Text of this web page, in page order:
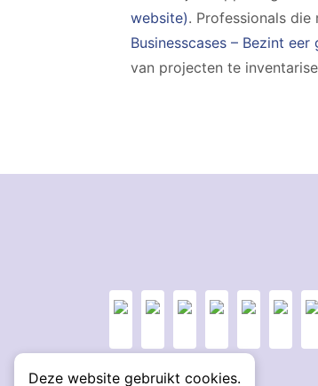
Deze website gebruikt cookies.
website). Professionals
Businesscases – Bezint
van projecten te